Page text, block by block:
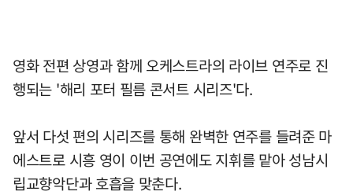
영화 전편 상영과 함께 오케스트라의 라이브 연주로 진
행되는 '해리 포터 필름 콘서트 시리즈'다.
앞서 다섯 편의 시리즈를 통해 완벽한 연주를 들려준 마
에스트로 시흥 영이 이번 공연에도 지휘를 맡아 성남시
립교향악단과 호흡을 맞춘다.